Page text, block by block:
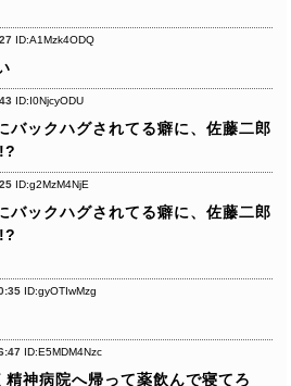
ID:A1Mzk4ODQ
ID:I0NjcyODU
バックハグされてる癖に、佐藤二郎
ID:g2MzM4NjE
バックハグされてる癖に、佐藤二郎
ID:gyOTIwMzg
ID:E5MDM4Nzc
精神病院へ帰って薬飲んで寝てろ